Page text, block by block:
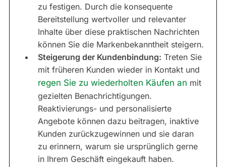
zu festigen. Durch die konsequente
Bereitstellung wertvoller und relevanter
Inhalte über diese praktischen Nachrichten
können Sie die Markenbekanntheit steigern.
Steigerung der Kundenbindung: Treten Sie
mit früheren Kunden wieder in Kontakt und
regen Sie zu wiederholten Käufen an mit
gezielten Benachrichtigungen.
Reaktivierungs- und personalisierte
Angebote können dazu beitragen, inaktive
Kunden zurückzugewinnen und sie daran
zu erinnern, warum sie ursprünglich gerne
in Ihrem Geschäft eingekauft haben.